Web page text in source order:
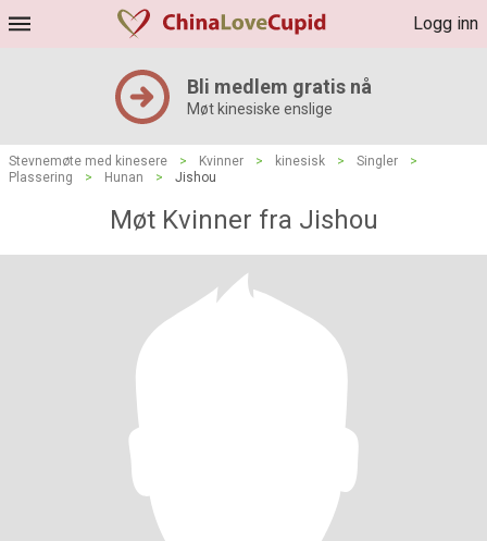
Logg inn
Bli medlem gratis nå
Møt kinesiske enslige
Stevnemøte med kinesere > Kvinner > kinesisk > Singler
>
Plassering
> Hunan > Jishou
Møt Kvinner fra Jishou